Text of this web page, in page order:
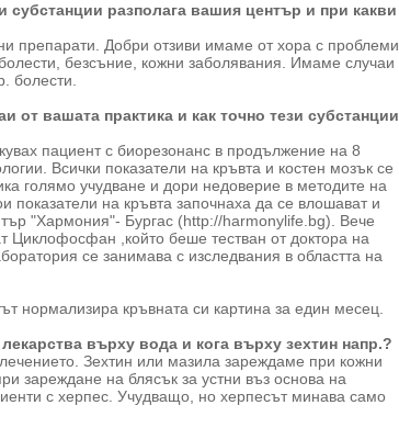
разполага вашия център и при какви
препарати. Добри отзиви имаме от хора с проблеми
безсъние, кожни заболявания. Имаме случаи
болести.
от вашата практика и как точно тези субстанции
пациент с биорезонанс в продължение на 8
Всички показатели на кръвта и костен мозък се
голямо учудване и дори недоверие в методите на
показатели на кръвта започнаха да се влошават и
"Хармония"- Бургас (http://harmonylife.bg). Вече
,който беше тестван от доктора на
се занимава с изследвания в областта на
нормализира кръвната си картина за един месец.
върху вода и кога върху зехтин напр.?
Зехтин или мазила зареждаме при кожни
зареждане на блясък за устни въз основа на
с херпес. Учудващо, но херпесът минава само